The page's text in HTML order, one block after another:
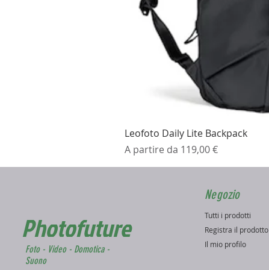
Leofoto Daily Lite Backpack
A partire da 119,00 €
Prezzo scontato
Photofuture
Foto - Video - Domotica -
Suono
Negozio
Tutti i prodotti
Registra il prodotto
Il mio profilo